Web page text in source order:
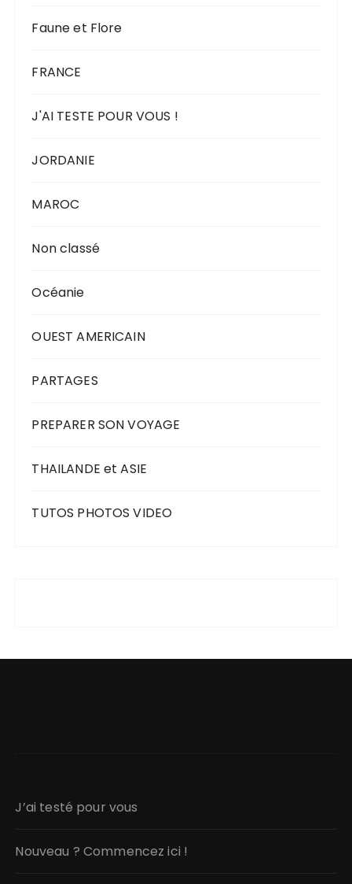
Faune et Flore
FRANCE
J'AI TESTE POUR VOUS !
JORDANIE
MAROC
Non classé
Océanie
OUEST AMERICAIN
PARTAGES
PREPARER SON VOYAGE
THAILANDE et ASIE
TUTOS PHOTOS VIDEO
J’ai testé pour vous
Nouveau ? Commencez ici !